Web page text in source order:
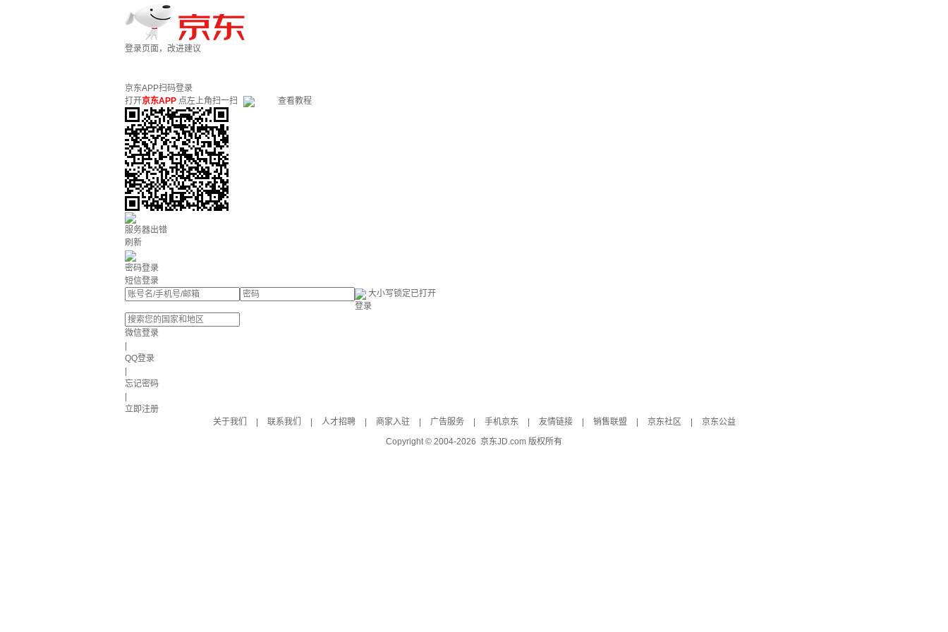
登录页面，改进建议
京东APP扫码登录
打开京东APP 点左上角扫一扫 查看教程
服务器出错
刷新
密码登录
短信登录
大小写锁定已打开
登录
微信登录
QQ登录
忘记密码
立即注册
关于我们
联系我们 人才招聘 商家入驻 广告服务 手机京东 友情链接 销售联盟 京东社区
京东公益
Copyright © 2004-2026 京东JD.com 版权所有